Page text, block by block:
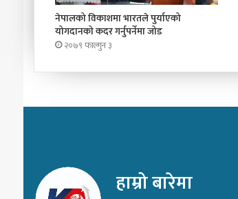
नेपालको विकाशमा भारतले पुर्याएको
योगदानको कदर गर्नुपर्नेमा जोड
२०७९ फाल्गुन ३
हाम्रो बारेमा